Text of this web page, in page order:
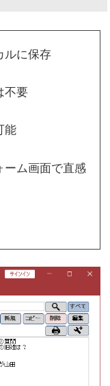
ルに保存
不要
能
ーム画面で直感